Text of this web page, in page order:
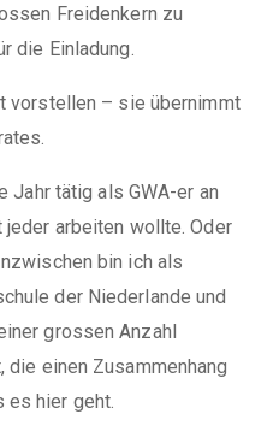
Freidenkern zu
die Einladung.
vorstellen – sie übernimmt
Jahr tätig als GWA-er an
arbeiten wollte. Oder
bin ich als
der Niederlande und
grossen Anzahl
einen Zusammenhang
es hier geht.